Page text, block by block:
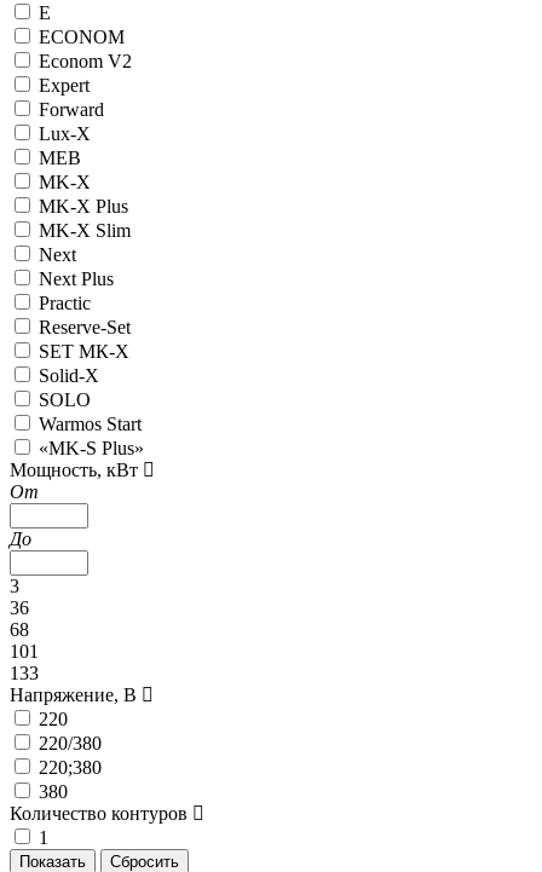
E
ECONOM
Econom V2
Expert
Forward
Lux-X
MEB
MK-X
MK-X Plus
MK-X Slim
Next
Next Plus
Practic
Reserve-Set
SET МК-X
Solid-X
SOLO
Warmos Start
«MK-S Plus»
Мощность, кВт
От
До
3
36
68
101
133
Напряжение, В
220
220/380
220;380
380
Количество контуров
1